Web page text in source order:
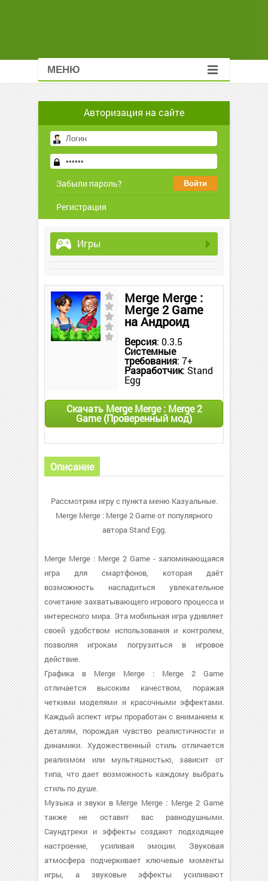
МЕНЮ
Авторизация на сайте
Забыли пароль?
Регистрация
Игры
Merge Merge :
Merge 2 Game
на Андроид
Версия: 0.3.5
Системные
требования: 7+
Разработчик: Stand
Egg
Скачать Merge Merge : Merge 2
Game (Проверенный мод)
Описание
Рассмотрим игру с пункта меню Казуальные.
Merge Merge : Merge 2 Game от популярного
автора Stand Egg.
Merge Merge : Merge 2 Game - запоминающаяся
игра для смартфонов, которая даёт
возможность насладиться увлекательное
сочетание захватывающего игрового процесса и
интересного мира. Эта мобильная игра удивляет
своей удобством использования и контролем,
позволяя игрокам погрузиться в игровое
действие.
Графика в Merge Merge : Merge 2 Game
отличается высоким качеством, поражая
четкими моделями и красочными эффектами.
Каждый аспект игры проработан с вниманием к
деталям, порождая чувство реалистичности и
динамики. Художественный стиль отличается
реализмом или мультяшностью, зависит от
типа, что дает возможность каждому выбрать
стиль по душе.
Музыка и звуки в Merge Merge : Merge 2 Game
также не оставит вас равнодушными.
Саундтреки и эффекты создают подходящее
настроение, усиливая эмоции. Звуковая
атмосфера подчеркивает ключевые моменты
игры, а звуковые эффекты усиливают